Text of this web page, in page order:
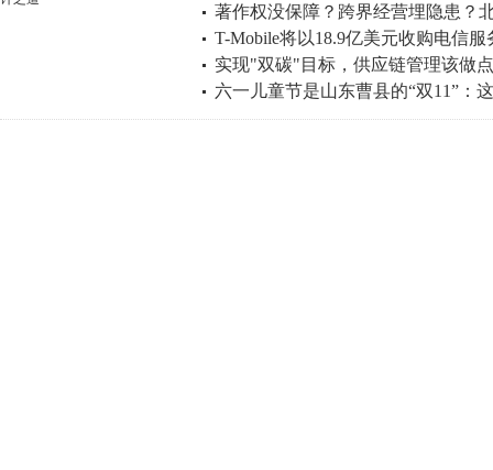
10%，三星稳居供应首位
著作权没保障？跨界经营埋隐患？
体平台乱象
T-Mobile将以18.9亿美元收购电信服
实现"双碳"目标，供应链管理该做
道的答案
六一儿童节是山东曹县的“双11”：
服